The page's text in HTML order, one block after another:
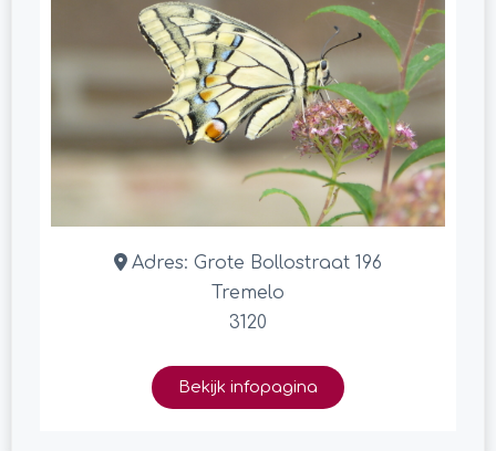
Adres:Grote Bollostraat 196
Tremelo
3120
Bekijk infopagina